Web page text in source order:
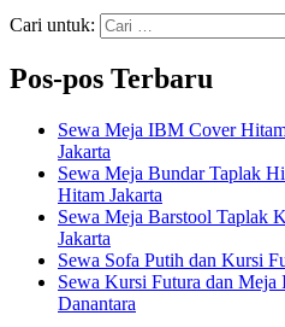
Cari untuk:
Pos-pos Terbaru
Sewa Meja IBM Cover
Jakarta
Sewa Meja Bundar Taplak
Hitam Jakarta
Sewa Meja Barstool Taplak
Jakarta
Sewa Sofa Putih dan Kursi
Sewa Kursi Futura dan
Danantara